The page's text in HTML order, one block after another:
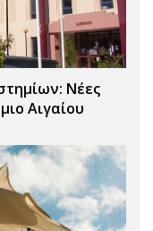
Νέες
Αιγαίου